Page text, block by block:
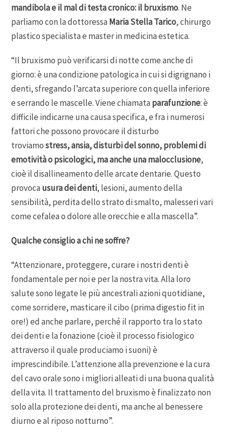
mandibola e il mal di testa cronico: il bruxismo. Ne
parliamo con la dottoressaMaria Stella Tarico, chirurgo
plastico specialista e master in medicina estetica.
“Il bruxismo può verificarsi di notte come anche di
giorno: è una condizione patologica in cui si digrignano i
denti, sfregando l’arcata superiore con quella inferiore
e serrando le mascelle. Viene chiamataparafunzione: è
difficile indicarne una causa specifica, e fra i numerosi
fattori che possono provocare il disturbo
troviamostress, ansia, disturbi del sonno, problemi di
emotività o psicologici, ma anche una malocclusione,
cioè il disallineamento delle arcate dentarie. Questo
provocausura dei denti, lesioni, aumento della
sensibilità, perdita dello strato di smalto, malesseri vari
come cefalea o dolore alle orecchie e alla mascella”.
Qualche consiglio a chi ne soffre?
“Attenzionare, proteggere, curare i nostri denti è
fondamentale per noi e per la nostra vita. Alla loro
salute sono legate le più ancestrali azioni quotidiane,
come sorridere, masticare il cibo (prima digestio fit in
ore!) ed anche parlare, perché il rapporto tra lo stato
dei denti e la fonazione (cioè il processo fisiologico
attraverso il quale produciamo i suoni) è
imprescindibile. L’attenzione alla prevenzione e la cura
del cavo orale sono i migliori alleati di una buona qualità
della vita. Il trattamento del bruxismo è finalizzato non
solo alla protezione dei denti, ma anche al benessere
diurno e al riposo notturno”.